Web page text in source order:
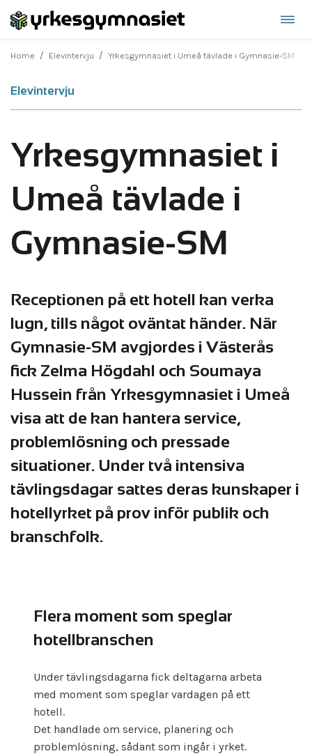
Hoppa
innehåll
Home / Elevintervju / Yrkesgymnasiet i Umeå tävlade i Gymnasie-SM
Elevintervju
Yrkesgymnasiet i
Umeå tävlade i
Gymnasie-SM
Receptionen på ett hotell kan verka
lugn, tills något oväntat händer. När
Gymnasie-SM avgjordes i Västerås
fick Zelma Högdahl och Soumaya
Hussein från Yrkesgymnasiet i Umeå
visa att de kan hantera service,
problemlösning och pressade
situationer. Under två intensiva
tävlingsdagar sattes deras kunskaper i
hotellyrket på prov inför publik och
branschfolk.
Flera moment som speglar
hotellbranschen
Under tävlingsdagarna fick deltagarna arbeta
med moment som speglar vardagen på ett
hotell.
Det handlade om service, planering och
problemlösning, sådant som ingår i yrket.